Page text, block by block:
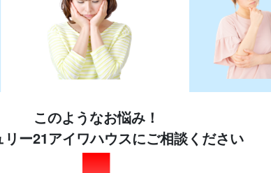
このようなお悩み！
リー21アイワハウスにご相談ください